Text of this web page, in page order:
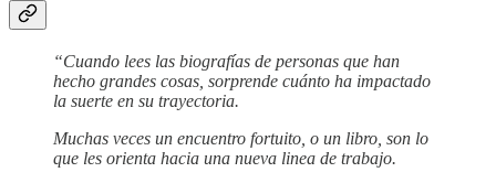
“Cuando lees las biografías de personas que han
hecho grandes cosas, sorprende cuánto ha impactado
la suerte en su trayectoria.
Muchas veces un encuentro fortuito, o un libro, son lo
que les orienta hacia una nueva linea de trabajo.